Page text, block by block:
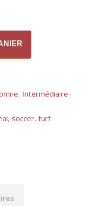
, Intermédiaire-
, soccer, turf